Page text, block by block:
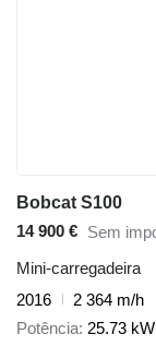
Bobcat S100
14 900 € Sem
Mini-carregadeira
2016
2 364 m/h
Potência 25.73